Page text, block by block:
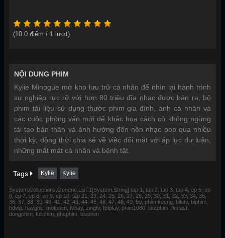
(10.0 điểm / 1 lượt)
NỘI DUNG PHIM
Kylie Minogue mở kho lưu trữ cá nhân để nhìn lại hành trình
sự nghiệp rực rỡ với hơn 80 triệu đĩa nhạc được bán ra, bộ
phim tài liệu sử dụng thước phim gia đình, ảnh cá nhân và
các cuộc phỏng vấn mới để khắc họa cách cô không ngừng
tái tạo bản thân và ảnh hưởng đến nền nhạc pop qua nhiều
thời kỳ, đồng thời chia sẻ về việc đối mặt với áp lực dư luận,
những mất mát cá nhân và bệnh tật.
Tags Kylie Kylie
System.Collections.Generic.List`1[System.String] tap 1, tap 2, tap 3, tap 4, ep 5, ep
6, ep 7, ep 8, ep 9, ep 10, tập 21, 23, 24, 25, 26, 27, 28, 29, 30, 31, 32, 33, 34, 35,
36, 37, 38, 39, 40, 41, 42, 43, 44, 45, 46, 47, 48, 49, 50, phim keeng, bilutv, biphim,
hdvip, hayghe, motphim, tvhay, zingtv, fptplay, phim1080, luotphim, fimfast,
dongphim, fullphim, phephim, bluphim